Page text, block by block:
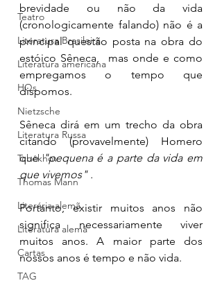
Teatro
Literatura Brasileira
Literatura americana
HQs
Nietzsche
Literatura Russa
Tchékhov
Thomas Mann
Literária alemã
Literatura alemã
Cartas
TAG
brevidade ou não da vida
(cronologicamente falando) não é a
principal questão posta na obra do
estóico Sêneca,  mas onde e como
empregamos o tempo que
dispomos.
Sêneca dirá em um trecho da obra
citando (provavelmente) Homero
que "pequena é a parte da vida em
que vivemos" .
Portanto, existir muitos anos não
significa necessariamente viver
muitos anos. A maior parte dos
nossos anos é tempo e não vida.